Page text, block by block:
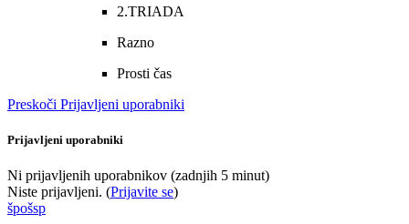
2.TRIADA
Razno
Prosti čas
Preskoči Prijavljeni uporabniki
Prijavljeni uporabniki
Ni prijavljenih uporabnikov (zadnjih 5 minut)
Niste prijavljeni. (Prijavite se)
špošsp